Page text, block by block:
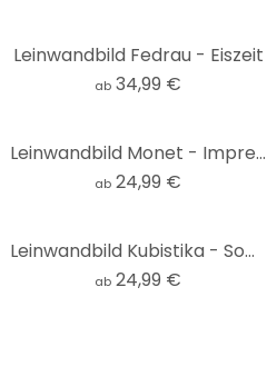
Leinwandbild Fedrau - Eiszeit
ab 34,99 €
Leinwandbild Monet - Impression
ab 24,99 €
Leinwandbild Kubistika - Sommertag
ab 24,99 €